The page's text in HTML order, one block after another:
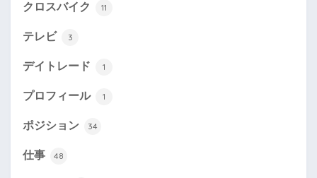
クロスバイク 11
テレビ 3
デイトレード 1
プロフィール 1
ポジション 34
仕事 48